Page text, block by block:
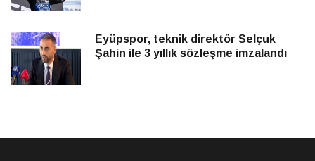
Eyüpspor, teknik direktör Selçuk
Şahin ile 3 yıllık sözleşme imzalandı